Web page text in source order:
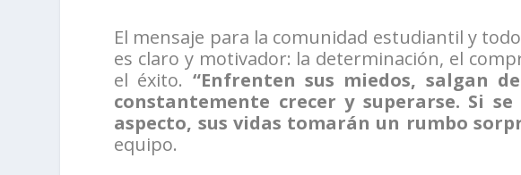
El mensaje para la comunidad estudiantil y
es claro y motivador: la determinación, el
el éxito. “Enfrenten sus miedos, salgan
constantemente crecer y superarse. Si
aspecto, sus vidas tomarán un rumbo
equipo.